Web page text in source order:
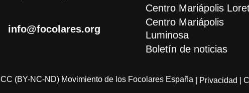
info@focolares.org
Centro Mariápolis
Centro Mariápolis
Luminosa
Boletín de noticias
CC (BY-NC-ND) Movimiento de los Focolares España | Privacidad |